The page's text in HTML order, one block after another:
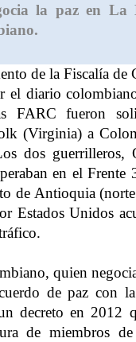
la paz en La
de la Fiscalía de
el diario
FARC fueron
(Virginia) a
dos guerrilleros,
en el Frente
de Antioquia
Estados Unidos
quien
de paz con
decreto en 2012
de miembros